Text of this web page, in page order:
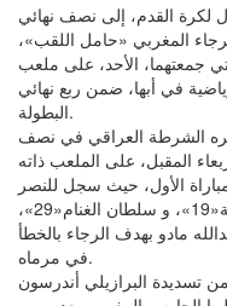
لكرة القدم، إلى نصف نهائي
المغربي «حامل اللقب»،
المواجهة التي جمعتهما، الأحد، على ملعب
في أبها، ضمن ربع نهائي
البطولة.
الشرطة العراقي في نصف
الأول، حيث سجل للنصر
البرتغالي كريستيانورونالدو عند الدقيقة«19»، و سلطان الغنام«29»،
بينما تكفل عبدالله مادو بهدف الرجاء بالخطأ
في مرماه.
تسديدة البرازيلي أندرسون